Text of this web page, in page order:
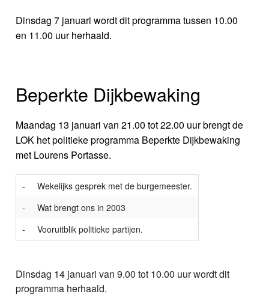
Dinsdag 7 januari wordt dit programma tussen 10.00
en 11.00 uur herhaald.
Beperkte Dijkbewaking
Maandag 13 januari van 21.00 tot 22.00 uur brengt de
LOK het politieke programma Beperkte Dijkbewaking
met Lourens Portasse.
-
Wekelijks gesprek met de burgemeester.
-
Wat brengt ons in 2003
-
Vooruitblik politieke partijen.
Dinsdag 14 januari van 9.00 tot 10.00 uur wordt dit
programma herhaald.